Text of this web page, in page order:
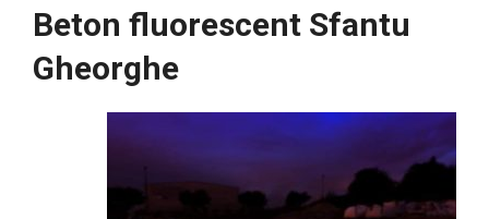
Beton fluorescent Sfantu
Gheorghe